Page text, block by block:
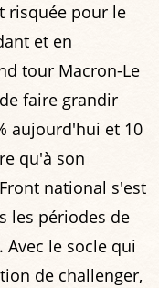
risquée pour le
et en
tour Macron-Le
faire grandir
aujourd'hui et 10
qu'à son
national s'est
les périodes de
Avec le socle qui
de challenger,